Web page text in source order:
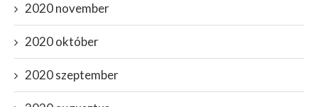
2020 november
2020 október
2020 szeptember